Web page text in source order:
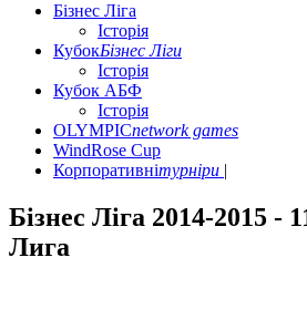
Бізнес Ліга
Історія
КубокБізнес Ліги
Історія
Кубок АБФ
Історія
OLYMPICnetwork games
WindRose Cup
Корпоративнітурніри
Бізнес Ліга 2014-2015 -
Лига